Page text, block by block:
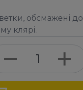
обсмажені до
клярі.